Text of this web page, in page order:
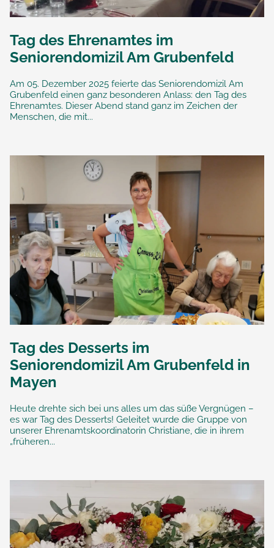
Tag des Ehrenamtes im
Seniorendomizil Am Grubenfeld
Am 05. Dezember 2025 feierte das Seniorendomizil Am
Grubenfeld einen ganz besonderen Anlass: den Tag des
Ehrenamtes. Dieser Abend stand ganz im Zeichen der
Menschen, die mit...
Tag des Desserts im
Seniorendomizil Am Grubenfeld in
Mayen
Heute drehte sich bei uns alles um das süße Vergnügen –
es war Tag des Desserts! Geleitet wurde die Gruppe von
unserer Ehrenamtskoordinatorin Christiane, die in ihrem
„früheren...